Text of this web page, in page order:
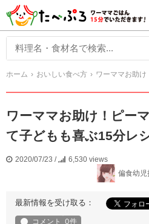
ホーム おいしい食べ方 ワーママお助け！ピー
ワーママお助け！ピー
て子どもも喜ぶ15分レ
2020/07/23 /
6,530 views
偏食幼児
最新情報を受け取る：